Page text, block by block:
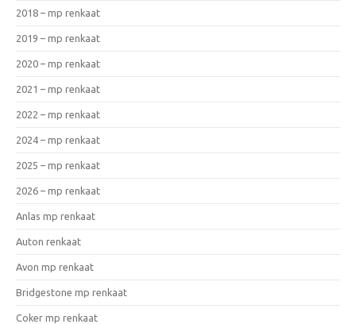
2018 – mp renkaat
2019 – mp renkaat
2020 – mp renkaat
2021 – mp renkaat
2022 – mp renkaat
2024 – mp renkaat
2025 – mp renkaat
2026 – mp renkaat
Anlas mp renkaat
Auton renkaat
Avon mp renkaat
Bridgestone mp renkaat
Coker mp renkaat